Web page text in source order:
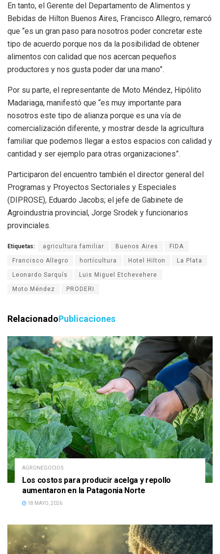
En tanto, el Gerente del Departamento de Alimentos y
Bebidas de Hilton Buenos Aires, Francisco Allegro, remarcó
que “es un gran paso para nosotros poder concretar este
tipo de acuerdo porque nos da la posibilidad de obtener
alimentos con calidad que nos acercan pequeños
productores y nos gusta poder dar una mano”.
Por su parte, el representante de Moto Méndez, Hipólito
Madariaga, manifestó que “es muy importante para
nosotros este tipo de alianza porque es una vía de
comercialización diferente, y mostrar desde la agricultura
familiar que podemos llegar a estos espacios con calidad y
cantidad y ser ejemplo para otras organizaciones”.
Participaron del encuentro también el director general del
Programas y Proyectos Sectoriales y Especiales
(DIPROSE), Eduardo Jacobs; el jefe de Gabinete de
Agroindustria provincial, Jorge Srodek y funcionarios
provinciales.
Etiquetas: agricultura familiar Buenos Aires FIDA
Francisco Allegro hortícultura Hotel Hilton La Plata
Leonardo Sarquís Luis Miguel Etchevehere
Moto Méndez PRODERI
RelacionadoPublicaciones
AGRONEGOCIOS
Los costos para producir acelga y repollo
aumentaron en la Patagonia Norte
18 MAYO, 2026